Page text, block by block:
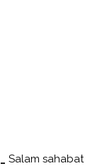
Salam sahabat